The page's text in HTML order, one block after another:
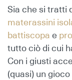
Sia che si tratti
materassini
battiscopa e
tutto ciò di cui
Con i giusti
(quasi) un